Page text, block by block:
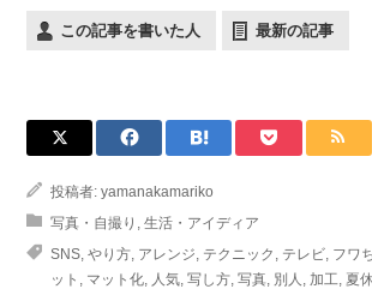
この記事を書いた人 最新の記事
投稿者: yamanakamariko
写真・自撮り , 生活・アイディア
SNS, やり方, アレンジ, テクニック , テレビ, フワ
ット , マット化, 人気, 写し方, 写真, 別人 , 加工, 夏